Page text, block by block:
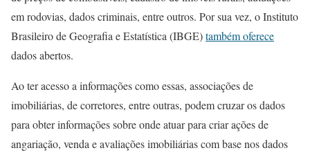
em rodovias, dados criminais, entre outros. Por sua vez, o Instituto
Brasileiro de Geografia e Estatística (IBGE)também oferece
dados abertos.
Ao ter acesso a informações como essas, associações de
imobiliárias, de corretores, entre outras, podem cruzar os dados
para obter informações sobre onde atuar para criar ações de
angariação, venda e avaliações imobiliárias com base nos dados